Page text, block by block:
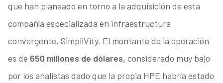
que han planeado en torno a la adquisición de esta
compañía especializada en infraestructura
convergente, SimpliVity. El montante de la operación
es de 650 millones de dólares, considerado muy bajo
por los analistas dado que la propia HPE habría estado